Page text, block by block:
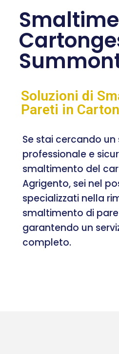
Soluzioni di
Pareti in
Se stai cercando un
professionale e
smaltimento del
Agrigento, sei nel
specializzati nella
smaltimento di
garantendo un
completo.